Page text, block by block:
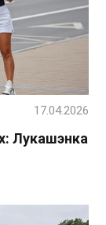
Лукашэнка
17.04.2026